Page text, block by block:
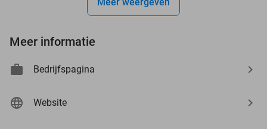
Meer informatie
Bedrijfspagina
Website